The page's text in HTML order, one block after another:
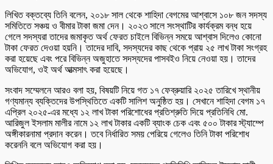
লিখিত বক্তব্যে তিনি বলেন, ২০১৮ সাল থেকে শাহিদা বেগমের আশ্বাসে ১০৮ জন সদস্য
সমিতিতে সঞ্চয় ও বীমার টাকা জমা দেন। ২০২৩ সালে সংস্থাটির কার্যক্রম বন্ধ হয়ে
গেলে সদস্যরা তাদের জমাকৃত অর্থ ফেরত চাইলে বিভিন্ন সময়ে আশ্বাস দিলেও কোনো
টাকা ফেরত দেওয়া হয়নি। তাদের দাবি, সদস্যদের কাছ থেকে প্রায় ২৫ লাখ টাকা সংগ্রহ
করা হয়েছে এবং পরে বিভিন্ন অজুহাতে সদস্যদের পাসবইও নিয়ে নেওয়া হয়। তাদের
অভিযোগ, ওই অর্থ আত্মসাৎ করা হয়েছে।
সংবাদ সম্মেলনে আরও বলা হয়, বিষয়টি নিয়ে গত ১৭ ফেব্রুয়ারি ২০২৫ তারিখে স্থানীয়
গণ্যমান্য ব্যক্তিদের উপস্থিতিতে একটি সালিশ অনুষ্ঠিত হয়। সেখানে শাহিদা বেগম ১৭
এপ্রিল ২০২৫-এর মধ্যে ১২ লাখ টাকা পরিশোধের প্রতিশ্রুতি দিয়ে প্রতিনিধি মো.
আরিজুল ইসলাম মালীর নামে ১২ লাখ টাকার একটি ব্যাংক চেক এবং ৫০০ টাকার স্ট্যাম্পে
অঙ্গীকারনামা প্রদান করেন। তবে নির্ধারিত সময় পেরিয়ে গেলেও তিনি টাকা পরিশোধ
করেননি বলে অভিযোগ করা হয়।